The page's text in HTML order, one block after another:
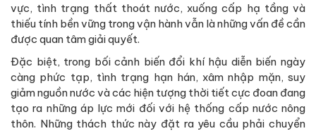
vực, tình trạng thất thoát nước, xuống cấp hạ tầng và
thiếu tính bền vững trong vận hành vẫn là những vấn đề cần
được quan tâm giải quyết.
Đặc biệt, trong bối cảnh biến đổi khí hậu diễn biến ngày
càng phức tạp, tình trạng hạn hán, xâm nhập mặn, suy
giảm nguồn nước và các hiện tượng thời tiết cực đoan đang
tạo ra những áp lực mới đối với hệ thống cấp nước nông
thôn. Những thách thức này đặt ra yêu cầu phải chuyển